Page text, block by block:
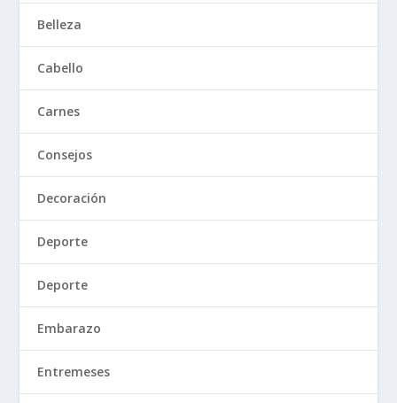
Belleza
Cabello
Carnes
Consejos
Decoración
Deporte
Deporte
Embarazo
Entremeses